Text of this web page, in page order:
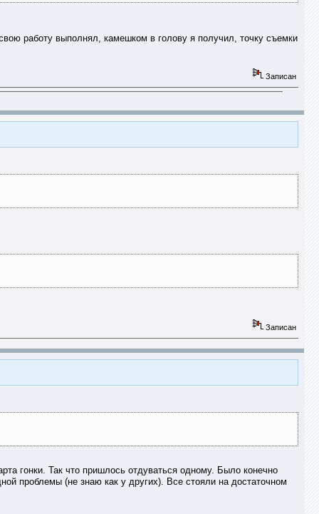
работу выполнял, камешком в голову я получил, точку съемки
Записан
Записан
гонки. Так что пришлось отдуваться одному. Было конечно
проблемы (не знаю как у других). Все стояли на достаточном